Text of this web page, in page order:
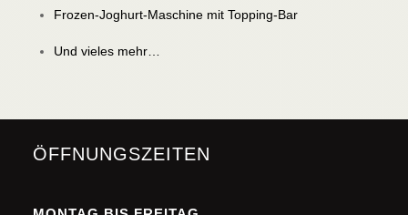
Frozen-Joghurt-Maschine mit Topping-Bar
Und vieles mehr…
ÖFFNUNGSZEITEN